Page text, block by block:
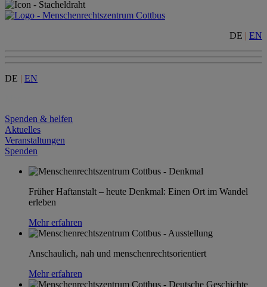
DE | EN
DE | EN
Spenden & helfen
Aktuelles
Veranstaltungen
Spenden
Früher Haftanstalt – heute Denkmal: Einen Ort im Wandel
erleben
Mehr erfahren
Anschaulich, nah und menschenrechtsorientiert
Mehr erfahren